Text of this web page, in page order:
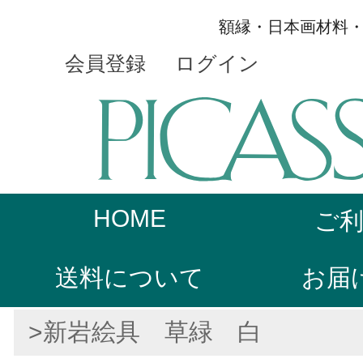
額縁・日本画材料
会員登録 ログイン
HOME ご
送料について お届
>新岩絵具 草緑 白